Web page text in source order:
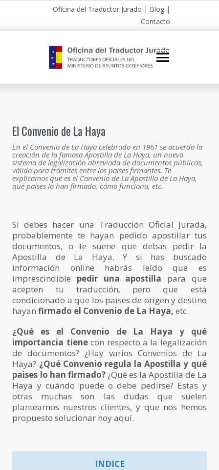
Oficina del Traductor Jurado | Blog |
Contacto
El Convenio de La Haya
En el Convenio de La Haya celebrado en 1961 se acuerda la
creación de la famosa Apostilla de La Haya, un nuevo
sistema de legalización abreviada de documentos públicos,
válido para trámites entre los paises firmantes. Te
explicamos qué es el Convenio de La Apostilla de La Haya,
qué países lo han firmado, cómo funciona, etc.
Si debes hacer una Traducción Oficial Jurada,
probablemente te hayan pedido apostillar tus
documentos, o te suene que debas pedir la
Apostilla de La Haya. Y si has buscado
información online habrás leído que es
imprescindible pedir una apostilla para que
acepten tu traducción, pero que está
condicionado a que los paises de origen y destino
hayanfirmado el Convenio de La Haya, etc.
¿Qué es el Convenio de La Haya y qué
importancia tienecon respecto a la legalización
de documentos? ¿Hay varios Convenios de La
Haya? ¿Qué Convenio regula la Apostilla y qué
paises lo han firmado?¿Qué es la Apostilla de La
Haya y cuándo puede o debe pedirse? Estas y
otras muchas son las dudas que suelen
plantearnos nuestros clientes, y que nos hemos
propuesto solucionar hoy aquí.
INDICE